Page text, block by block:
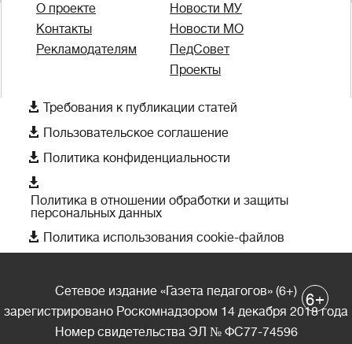
О проекте
Контакты
Рекламодателям
Новости МУ
Новости МО
ПедСовет
Проекты
 Требования к публикации статей
 Пользовательское соглашение
 Политика конфиденциальности

Политика в отношении обработки и защиты
персональных данных
 Политика использования cookie-файлов
Сетевое издание «Газета педагогов» (6+)
зарегистрировано Роскомнадзором 14 декабря 2018 года
Номер свидетельства ЭЛ № ФС77-74596
6+